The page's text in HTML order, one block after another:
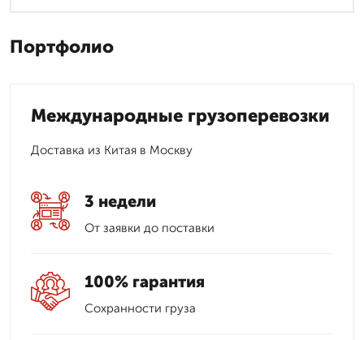
Портфолио
Международные грузоперевозки
Доставка из Китая в Москву
3 недели
От заявки до поставки
100% гарантия
Сохранности груза